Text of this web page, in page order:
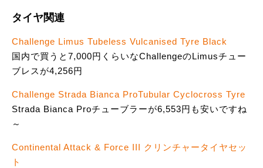
タイヤ関連
Challenge Limus Tubeless Vulcanised Tyre Black
国内で買うと7,000円くらいなChallengeのLimusチュー
ブレスが4,256円
Challenge Strada Bianca ProTubular Cyclocross Tyre
Strada Bianca Proチューブラーが6,553円も安いですね
～
Continental Attack & Force III クリンチャータイヤセッ
ト